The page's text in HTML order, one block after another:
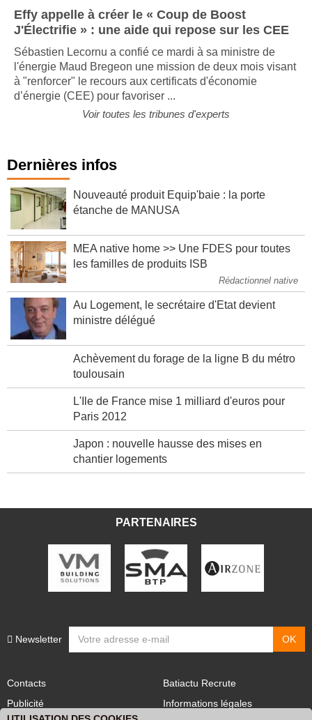
Effy appelle à créer le « Coup de Boost
J'Électrifie » : une aide qui repose sur les CEE
Sébastien Lecornu a confié ce mardi à sa ministre de
l'énergie Maud Bregeon une mission de deux mois visant
à "renforcer" le recours aux certificats d'économie
d’énergie (CEE) pour favoriser ...
Voir toutes les tribunes d'experts
Dernières infos
Nouveauté produit Equip'baie : la porte
étanche de MANUSA
MEA native home >> Une FDES pour toutes
les familles de produits ISB
Rédactionnel native
Au Logement, le secrétaire d'Etat devient
ministre délégué
Achèvement du forage de la ligne B du métro
toulousain
L'Ile de France mise 1 milliard d'euros pour
Paris 2012
Japon : nouvelle hausse des mises en
chantier logements
PARTENAIRES
Newsletter
Contacts
Publicité
Batiactu Recrute
Informations légales